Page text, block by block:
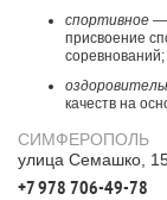
спортивное —
присвоение
соревнований;
качеств на
СИМФЕРОПОЛЬ
улица Семашко,
+7 978 706-49-78